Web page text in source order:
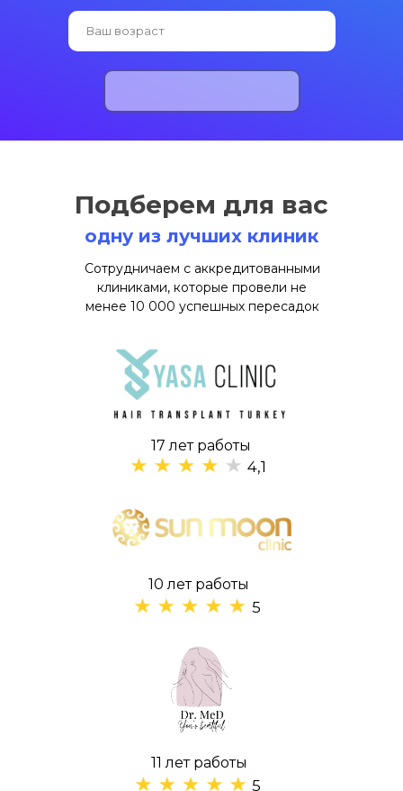
11 лет работы
5
17 лет работы
4,1
10 лет работы
5
Подберем для вас
одну из лучших клиник
Сотрудничаем с аккредитованными
клиниками, которые провели не
менее 10 000 успешных пересадок